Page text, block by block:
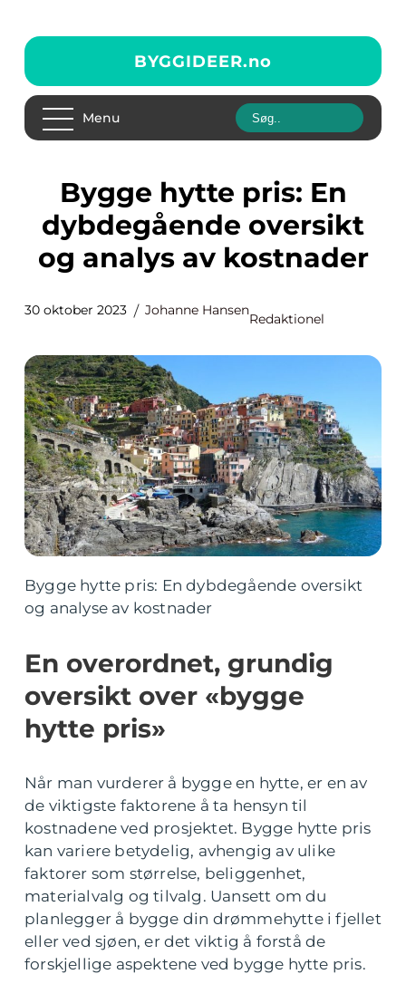
BYGGIDEER.no
Menu
Bygge hytte pris: En
dybdegående oversikt
og analys av kostnader
30 oktober 2023 Johanne Hansen
Redaktionel
Bygge hytte pris: En dybdegående oversikt
og analyse av kostnader
En overordnet, grundig
oversikt over «bygge
hytte pris»
Når man vurderer å bygge en hytte, er en av
de viktigste faktorene å ta hensyn til
kostnadene ved prosjektet. Bygge hytte pris
kan variere betydelig, avhengig av ulike
faktorer som størrelse, beliggenhet,
materialvalg og tilvalg. Uansett om du
planlegger å bygge din drømmehytte i fjellet
eller ved sjøen, er det viktig å forstå de
forskjellige aspektene ved bygge hytte pris.